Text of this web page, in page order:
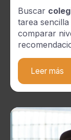
Buscar
tarea
comparar
Leer más